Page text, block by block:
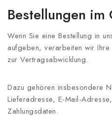
Bestellungen im
Wenn Sie eine Bestellung in
aufgeben, verarbeiten wir
zur Vertragsabwicklung.
Dazu gehören insbesondere
Lieferadresse, E-Mail-
Zahlungsdaten.